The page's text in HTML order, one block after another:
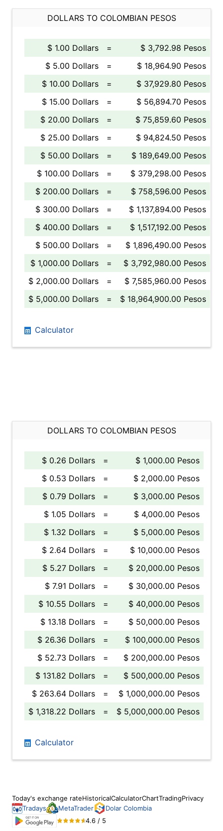
DOLLARS TO COLOMBIAN PESOS
$ 1.00 Dollars =
$ 3,792.98 Pesos
$ 5.00 Dollars
=
$ 18,964.90 Pesos
$ 10.00 Dollars
=
$ 37,929.80 Pesos
$ 15.00 Dollars
=
$ 56,894.70 Pesos
$ 20.00 Dollars
=
$ 75,859.60 Pesos
$ 25.00 Dollars
=
$ 94,824.50 Pesos
$ 50.00 Dollars
=
$ 189,649.00 Pesos
$ 100.00 Dollars
=
$ 379,298.00 Pesos
$ 200.00 Dollars
=
$ 758,596.00 Pesos
$ 300.00 Dollars
=
$ 1,137,894.00 Pesos
$ 400.00 Dollars
=
$ 1,517,192.00 Pesos
$ 500.00 Dollars
=
$ 1,896,490.00 Pesos
$ 1,000.00 Dollars
=
$ 3,792,980.00 Pesos
$ 2,000.00 Dollars
=
$ 7,585,960.00 Pesos
$ 5,000.00 Dollars
= $ 18,964,900.00 Pesos
Calculator
DOLLARS TO COLOMBIAN PESOS
$ 0.26 Dollars =
$ 1,000.00 Pesos
$ 0.53 Dollars
=
$ 2,000.00 Pesos
$ 0.79 Dollars
=
$ 3,000.00 Pesos
$ 1.05 Dollars
=
$ 4,000.00 Pesos
$ 1.32 Dollars
=
$ 5,000.00 Pesos
$ 2.64 Dollars
=
$ 10,000.00 Pesos
$ 5.27 Dollars
=
$ 20,000.00 Pesos
$ 7.91 Dollars
=
$ 30,000.00 Pesos
$ 10.55 Dollars
=
$ 40,000.00 Pesos
$ 13.18 Dollars
=
$ 50,000.00 Pesos
$ 26.36 Dollars
=
$ 100,000.00 Pesos
$ 52.73 Dollars
=
$ 200,000.00 Pesos
$ 131.82 Dollars
=
$ 500,000.00 Pesos
$ 263.64 Dollars
=
$ 1,000,000.00 Pesos
$ 1,318.22 Dollars
= $ 5,000,000.00 Pesos
Calculator
Today's exchange rateHistoricalCalculatorChartTradingPrivacy
Tradays
MetaTrader
Dolar Colombia
4.6 / 5